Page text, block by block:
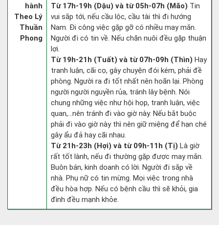
hành
Theo Lý
Thuần
Phong
Từ 17h-19h (Dậu) và từ 05h-07h (Mão) Tin
vui sắp tới, nếu cầu lộc, cầu tài thì đi hướng
Nam. Đi công việc gặp gỡ có nhiều may mắn.
Người đi có tin về. Nếu chăn nuôi đều gặp thuận
lợi.
Từ 19h-21h (Tuất) và từ 07h-09h (Thìn) Hay
tranh luận, cãi cọ, gây chuyện đói kém, phải đề
phòng. Người ra đi tốt nhất nên hoãn lại. Phòng
người người nguyền rủa, tránh lây bệnh. Nói
chung những việc như hội họp, tranh luận, việc
quan,…nên tránh đi vào giờ này. Nếu bắt buộc
phải đi vào giờ này thì nên giữ miệng để hạn ché
gây ẩu đả hay cãi nhau.
Từ 21h-23h (Hợi) và từ 09h-11h (Tị) Là giờ
rất tốt lành, nếu đi thường gặp được may mắn.
Buôn bán, kinh doanh có lời. Người đi sắp về
nhà. Phụ nữ có tin mừng. Mọi việc trong nhà
đều hòa hợp. Nếu có bệnh cầu thì sẽ khỏi, gia
đình đều mạnh khỏe.